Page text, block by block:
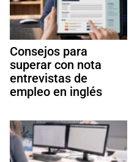
Consejos para
superar con nota
entrevistas de
empleo en inglés